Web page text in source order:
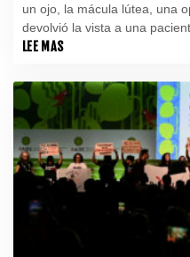
un ojo, la mácula lútea, una
devolvió la vista a una
anunció un hospital de Turín.
LEE MAS